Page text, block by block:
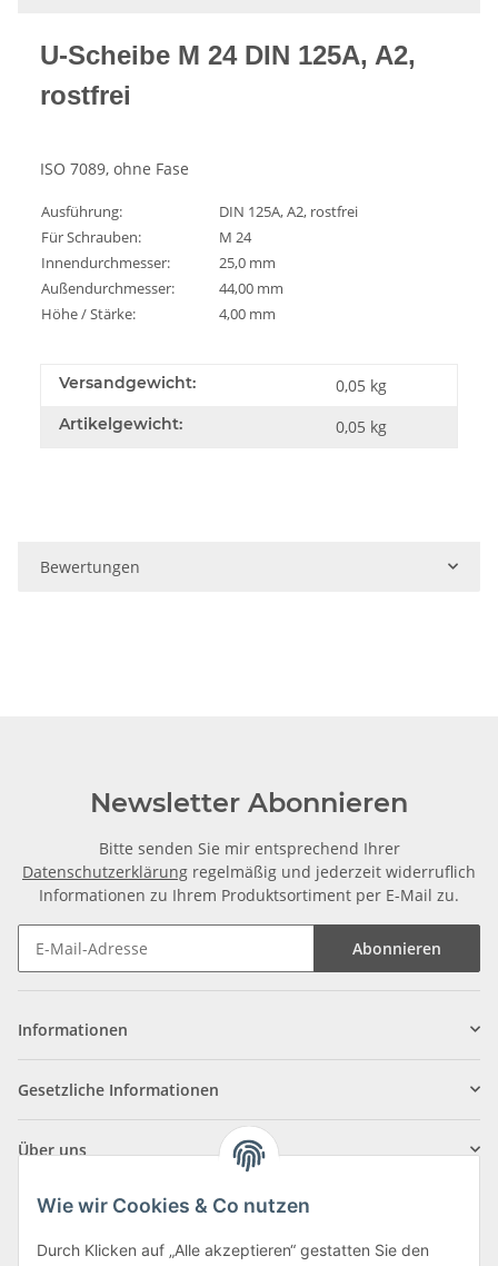
U-Scheibe M 24 DIN 125A, A2,
rostfrei
ISO 7089, ohne Fase
Ausführung:
DIN 125A, A2, rostfrei
Für Schrauben:
M 24
Innendurchmesser:
25,0 mm
Außendurchmesser:
44,00 mm
Höhe / Stärke:
4,00 mm
Versandgewicht: 0,05 kg
Artikelgewicht: 0,05 kg
Bewertungen
Newsletter Abonnieren
Bitte senden Sie mir entsprechend Ihrer
Datenschutzerklärung regelmäßig und jederzeit widerruflich
Informationen zu Ihrem Produktsortiment per E-Mail zu.
Abonnieren
Informationen
Gesetzliche Informationen
Über uns
Wie wir Cookies & Co nutzen
Durch Klicken auf „Alle akzeptieren“ gestatten Sie den